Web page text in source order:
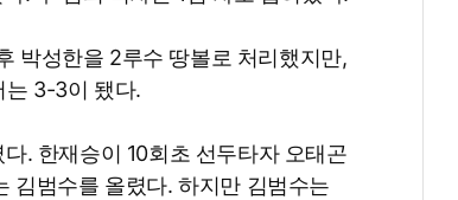
박성한을 2루수 땅볼로 처리했지만,
는 3-3이 됐다.
. 한재승이 10회초 선두타자 오태곤
김범수를 올렸다. 하지만 김범수는